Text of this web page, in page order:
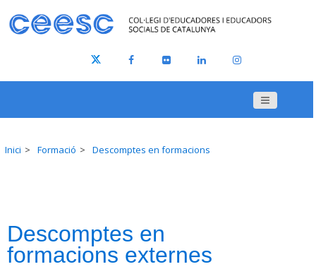
Inici Formació Descomptes en formacions
Descomptes en
formacions externes